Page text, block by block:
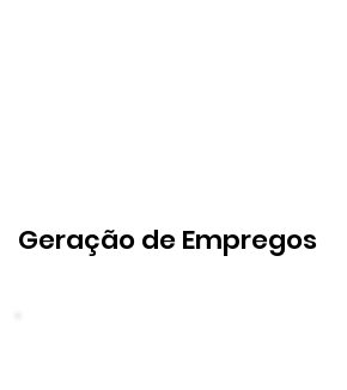
Geração de Empregos